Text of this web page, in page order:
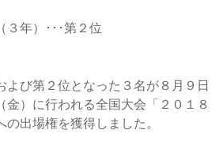
年）･･･第２位
よび第２位となった３名が８月９日
金）に行われる全国大会「２０１８
の出場権を獲得しました。